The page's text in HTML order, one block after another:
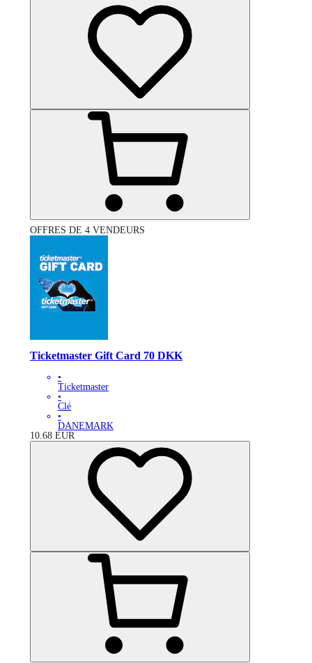
OFFRES DE 4 VENDEURS
Ticketmaster Gift Card 70 DKK
•
Ticketmaster
•
Clé
•
DANEMARK
10.68 EUR